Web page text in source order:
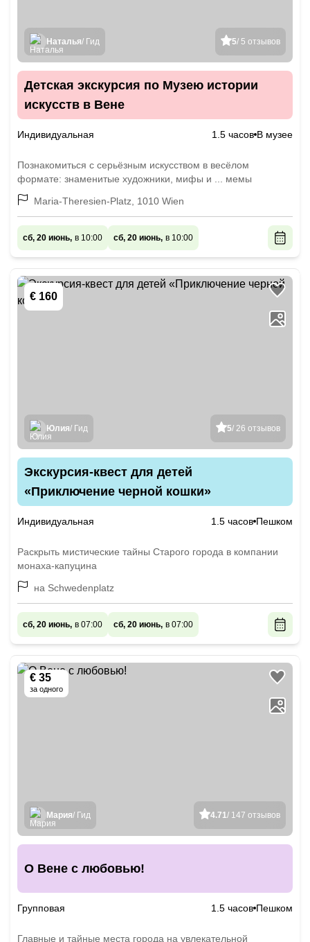
5/ 5 отзывов
Наталья/ Гид
Детская экскурсия по Музею истории
искусств в Вене
Индивидуальная 1.5 часов В музее
Познакомиться с серьёзным искусством в весёлом
формате: знаменитые художники, мифы и ... мемы
Maria-Theresien-Platz, 1010 Wien
сб, 20 июнь, в 10:00 сб, 20 июнь, в 10:00
€ 160
5/ 26 отзывов
Юлия/ Гид
Экскурсия-квест для детей
«Приключение черной кошки»
Индивидуальная 1.5 часов Пешком
Раскрыть мистические тайны Старого города в компании
монаха-капуцина
на Schwedenplatz
сб, 20 июнь, в 07:00 сб, 20 июнь, в 07:00
€ 35
за одного
4.71/ 147 отзывов
Мария/ Гид
О Вене с любовью!
Групповая 1.5 часов Пешком
Главные и тайные места города на увлекательной